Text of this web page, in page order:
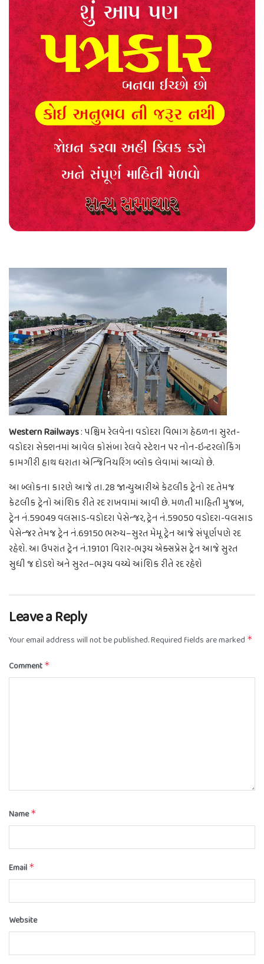
Western Railways: પશ્ચિમ રેલવેના વડોદરા વિભાગ હેઠળના સુરત-
વડોદરા સેક્શનમાં આવેલ કોસંબા રેલવે સ્ટેશન પર નોન-ઇન્ટરલોકિંગ
કામગીરી હાથ ધરાતા એન્જિનિયરિંગ બ્લોક લેવામાં આવ્યો છે.
આ બ્લોકના કારણે આજે તા.28 જાન્યુઆરીએ કેટલીક ટ્રેનો રદ તેમજ
કેટલીક ટ્રેનો આંશિક રીતે રદ રાખવામાં આવી છે. મળતી માહિતી મુજબ,
ટ્રેન નં.59049 વલસાડ-વડોદરા પેસેન્જર, ટ્રેન નં.59050 વડોદરા-વલસાડ
પેસેન્જર તેમજ ટ્રેન નં.69150 ભરુચ–સુરત મેમૂ ટ્રેન આજે સંપૂર્ણપણે રદ
રહેશે. આ ઉપરાંત ટ્રેન નં.19101 વિરાર-ભરૂચ એક્સપ્રેસ ટ્રેન આજે સુરત
સુધી જ દોડશે અને સુરત–ભરૂચ વચ્ચે આંશિક રીતે રદ રહેશે
Leave a Reply
Your email address will not be published.Required fields are marked *
Comment *
Name*
Email *
Website